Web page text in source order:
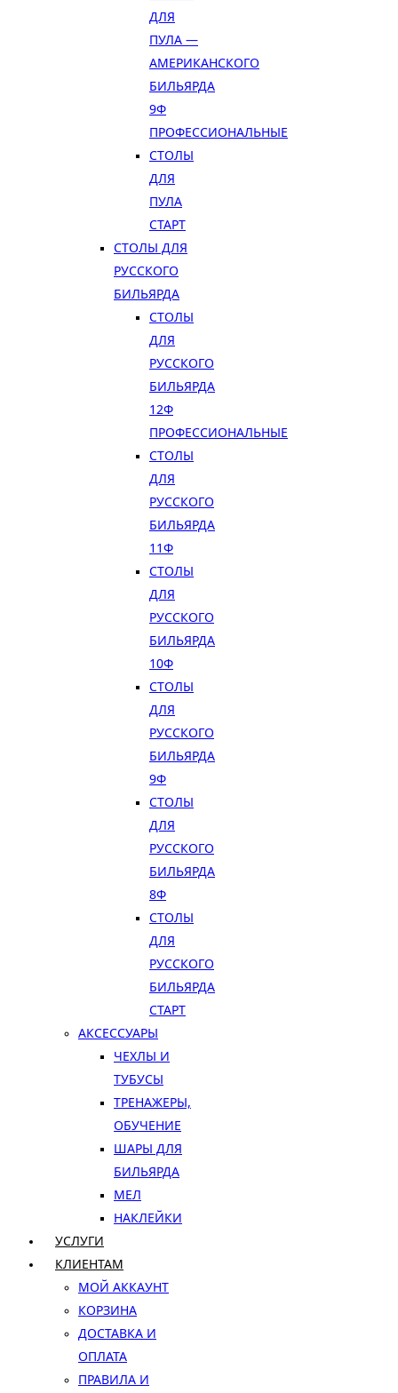
ДЛЯ
ПУЛА —
АМЕРИКАНСКОГО
БИЛЬЯРДА
9Ф
ПРОФЕССИОНАЛЬНЫЕ
СТОЛЫ
ДЛЯ
ПУЛА
СТАРТ
СТОЛЫ ДЛЯ
РУССКОГО
БИЛЬЯРДА
СТОЛЫ
ДЛЯ
РУССКОГО
БИЛЬЯРДА
12Ф
ПРОФЕССИОНАЛЬНЫЕ
СТОЛЫ
ДЛЯ
РУССКОГО
БИЛЬЯРДА
11Ф
СТОЛЫ
ДЛЯ
РУССКОГО
БИЛЬЯРДА
10Ф
СТОЛЫ
ДЛЯ
РУССКОГО
БИЛЬЯРДА
9Ф
СТОЛЫ
ДЛЯ
РУССКОГО
БИЛЬЯРДА
8Ф
СТОЛЫ
ДЛЯ
РУССКОГО
БИЛЬЯРДА
СТАРТ
АКСЕССУАРЫ
ЧЕХЛЫ И
ТУБУСЫ
ТРЕНАЖЕРЫ,
ОБУЧЕНИЕ
ШАРЫ ДЛЯ
БИЛЬЯРДА
МЕЛ
НАКЛЕЙКИ
УСЛУГИ
КЛИЕНТАМ
МОЙ АККАУНТ
КОРЗИНА
ДОСТАВКА И
ОПЛАТА
ПРАВИЛА И